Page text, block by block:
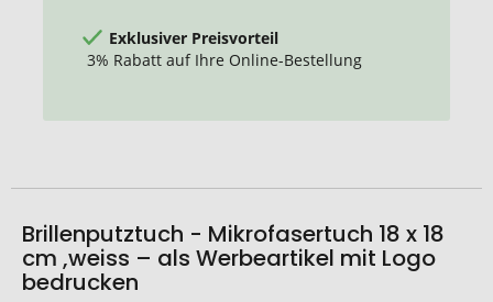
Exklusiver Preisvorteil
3% Rabatt auf Ihre Online-Bestellung
Brillenputztuch - Mikrofasertuch 18 x 18
cm ,weiss – als Werbeartikel mit Logo
bedrucken